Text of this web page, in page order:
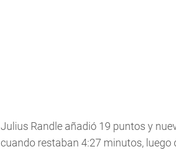
Julius Randle añadió 19 puntos y
cuando restaban 4:27 minutos, luego